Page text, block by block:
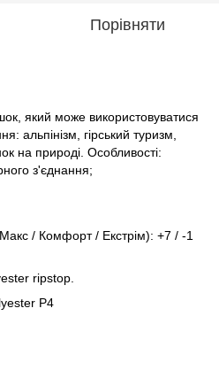
Порівняти
який може використовуватися
альпінізм, гірський туризм,
на природі. Особливості:
з'єднання;
/ Комфорт / Екстрім): +7 / -1
ripstop.
P4